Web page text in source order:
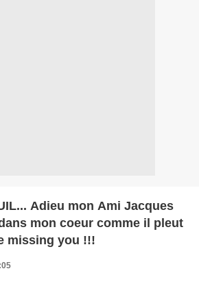
Adieu mon Ami Jacques
mon coeur comme il pleut
missing you !!!